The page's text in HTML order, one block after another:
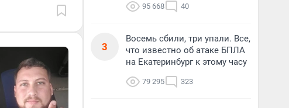
95 668 40
3
Восемь сбили, три упали. Все,
что известно об атаке БПЛА
на Екатеринбург к этому часу
79 295 323